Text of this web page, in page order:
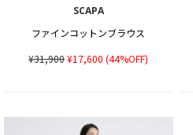
SCAPA
ファインコットンブラウス
¥31,900¥17,600 (44%OFF)